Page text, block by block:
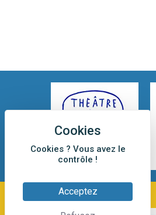
Cookies ? Vous avez le
contrôle !
Acceptez